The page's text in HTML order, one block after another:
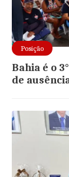
Posição
Bahia é o
de